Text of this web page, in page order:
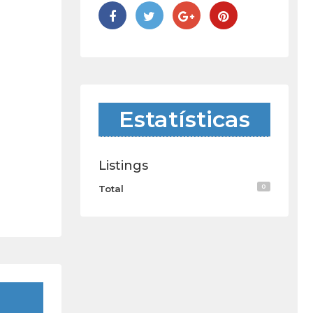
Estatísticas
Listings
Total 0